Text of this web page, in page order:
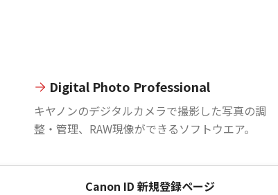
Digital Photo Professional
キヤノンのデジタルカメラで撮影した写真の調
整・管理、RAW現像ができるソフトウエア。
Canon ID 新規登録ページ